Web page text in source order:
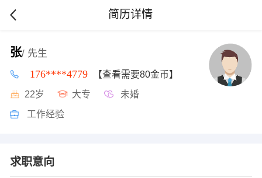
简历详情
张/ 先生
176****4779 【查看需要80金币】
22岁 大专 未婚
工作经验
求职意向